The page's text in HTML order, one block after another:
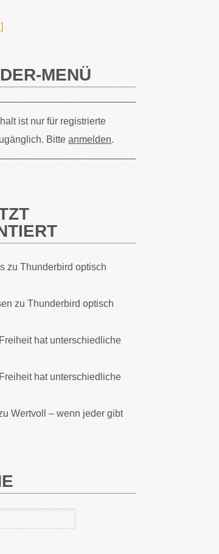
MENÜ
ist nur für registrierte
Bitteanmelden.
zu Thunderbird optisch
zu Thunderbird optisch
Freiheit hat unterschiedliche
Freiheit hat unterschiedliche
Wertvoll – wenn jeder gibt